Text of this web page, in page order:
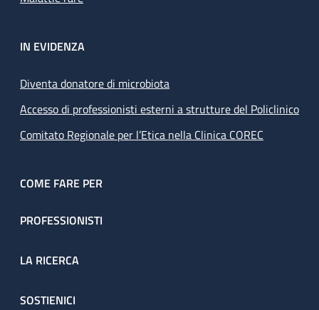
IN EVIDENZA
Diventa donatore di microbiota
Accesso di professionisti esterni a strutture del Policlinico
Comitato Regionale per l’Etica nella Clinica COREC
COME FARE PER
PROFESSIONISTI
LA RICERCA
SOSTIENICI